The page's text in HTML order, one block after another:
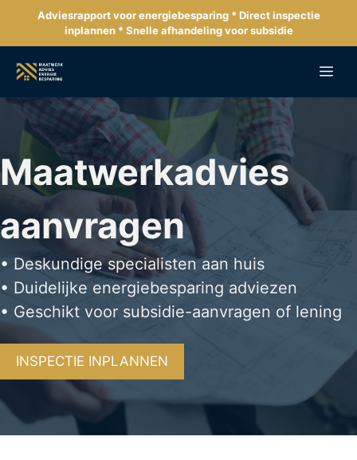
de
inhoud
Adviesrapport voor energiebesparing * Direct inspectie
inplannen * Snelle afhandeling voor subsidie
Maatwerkadvies
aanvragen
• Deskundige specialisten aan huis
• Duidelijke energiebesparing adviezen
• Geschikt voor subsidie-aanvragen of lening
INSPECTIE INPLANNEN